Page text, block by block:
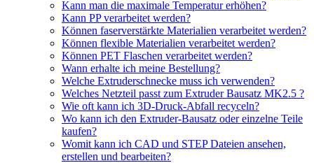
Kann man die maximale Temperatur erhöhen?
Kann PP verarbeitet werden?
Können faserverstärkte Materialien verarbeitet werden?
Können flexible Materialien verarbeitet werden?
Können PET Flaschen verarbeitet werden?
Wann erhalte ich meine Bestellung?
Welche Extruderschnecke muss ich verwenden?
Welches Netzteil passt zum Extruder Bausatz MK2.5 ?
Wie oft kann ich 3D-Druck-Abfall recyceln?
Wo kann ich den Extruder-Bausatz oder einzelne Teile
kaufen?
Womit kann ich CAD und STEP Dateien ansehen,
erstellen und bearbeiten?